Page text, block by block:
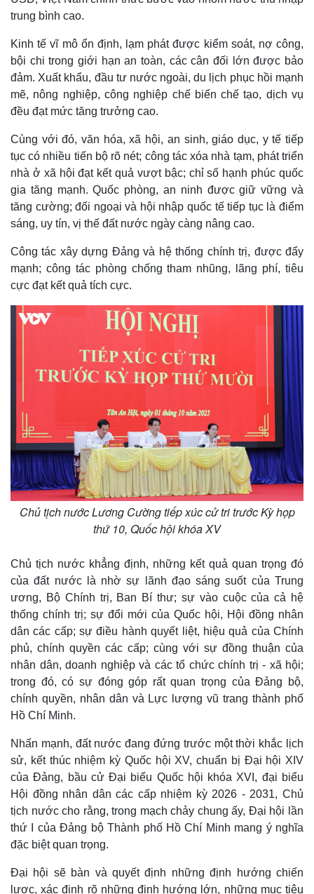
Pháp luật
Vụ án
Tin nóng
Vũ khí
Việt Nam
trung bình cao.
Kinh tế vĩ mô ổn định, lạm phát được kiểm soát, nợ công,
bội chi trong giới hạn an toàn, các cân đối lớn được bảo
đảm. Xuất khẩu, đầu tư nước ngoài, du lịch phục hồi mạnh
mẽ, nông nghiệp, công nghiệp chế biến chế tạo, dịch vụ
đều đạt mức tăng trưởng cao.
Cùng với đó, văn hóa, xã hội, an sinh, giáo dục, y tế tiếp
tục có nhiều tiến bộ rõ nét; công tác xóa nhà tạm, phát triển
nhà ở xã hội đạt kết quả vượt bậc; chỉ số hạnh phúc quốc
gia tăng mạnh. Quốc phòng, an ninh được giữ vững và
tăng cường; đối ngoại và hội nhập quốc tế tiếp tục là điểm
sáng, uy tín, vị thế đất nước ngày càng nâng cao.
Công tác xây dựng Đảng và hệ thống chính trị, được đẩy
mạnh; công tác phòng chống tham nhũng, lãng phí, tiêu
cực đạt kết quả tích cực.
Chủ tịch nước Lương Cường tiếp xúc cử tri trước Kỳ họp
thứ 10, Quốc hội khóa XV
Chủ tịch nước khẳng định, những kết quả quan trọng đó
của đất nước là nhờ sự lãnh đạo sáng suốt của Trung
ương, Bộ Chính trị, Ban Bí thư; sự vào cuộc của cả hệ
thống chính trị; sự đổi mới của Quốc hội, Hội đồng nhân
dân các cấp; sự điều hành quyết liệt, hiệu quả của Chính
phủ, chính quyền các cấp; cùng với sự đồng thuận của
nhân dân, doanh nghiệp và các tổ chức chính trị - xã hội;
trong đó, có sự đóng góp rất quan trọng của Đảng bộ,
chính quyền, nhân dân và Lực lượng vũ trang thành phố
Hồ Chí Minh.
Nhấn mạnh, đất nước đang đứng trước một thời khắc lịch
sử, kết thúc nhiệm kỳ Quốc hội XV, chuẩn bị Đại hội XIV
của Đảng, bầu cử Đại biểu Quốc hội khóa XVI, đại biểu
Hội đồng nhân dân các cấp nhiệm kỳ 2026 - 2031, Chủ
tịch nước cho rằng, trong mạch chảy chung ấy, Đại hội lần
thứ I của Đảng bộ Thành phố Hồ Chí Minh mang ý nghĩa
đặc biệt quan trọng.
Đại hội sẽ bàn và quyết định những định hướng chiến
lược, xác định rõ những định hướng lớn, những mục tiêu